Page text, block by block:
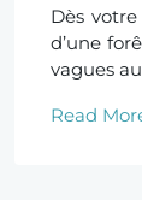
Dès
d’une
vagues
Read